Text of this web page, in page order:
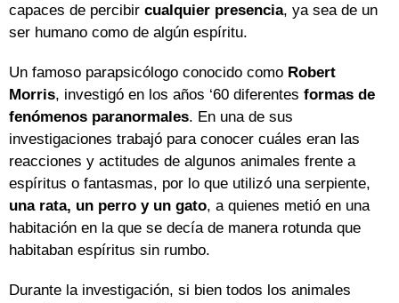
capaces de percibir cualquier presencia, ya sea de un
ser humano como de algún espíritu.
Un famoso parapsicólogo conocido como Robert
Morris, investigó en los años ‘60 diferentes formas de
fenómenos paranormales. En una de sus
investigaciones trabajó para conocer cuáles eran las
reacciones y actitudes de algunos animales frente a
espíritus o fantasmas, por lo que utilizó una serpiente,
una rata, un perro y un gato, a quienes metió en una
habitación en la que se decía de manera rotunda que
habitaban espíritus sin rumbo.
Durante la investigación, si bien todos los animales